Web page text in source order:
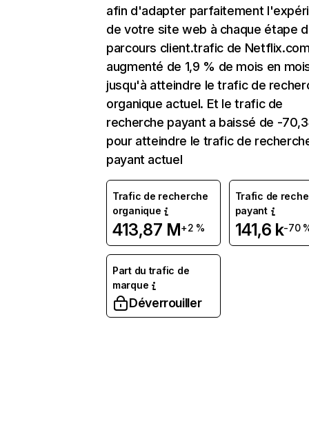
afin d'adapter parfaitement
de votre site web à chaque étape
parcours client.trafic de
augmenté de 1,9 % de mois en
jusqu'à atteindre le trafic de
organique actuel. Et le trafic de
recherche payant a baissé de -
pour atteindre le trafic de
payant actuel
Trafic de recherche
organique
413,87 M+2 %
Trafic de
payant
141,6 k-70
Part du trafic de
marque
Déverrouiller